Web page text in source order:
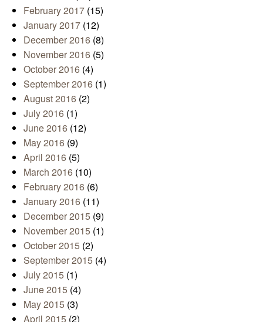
February 2017 (15)
January 2017 (12)
December 2016 (8)
November 2016 (5)
October 2016 (4)
September 2016 (1)
August 2016 (2)
July 2016 (1)
June 2016 (12)
May 2016 (9)
April 2016 (5)
March 2016 (10)
February 2016 (6)
January 2016 (11)
December 2015 (9)
November 2015 (1)
October 2015 (2)
September 2015 (4)
July 2015 (1)
June 2015 (4)
May 2015 (3)
April 2015 (2)